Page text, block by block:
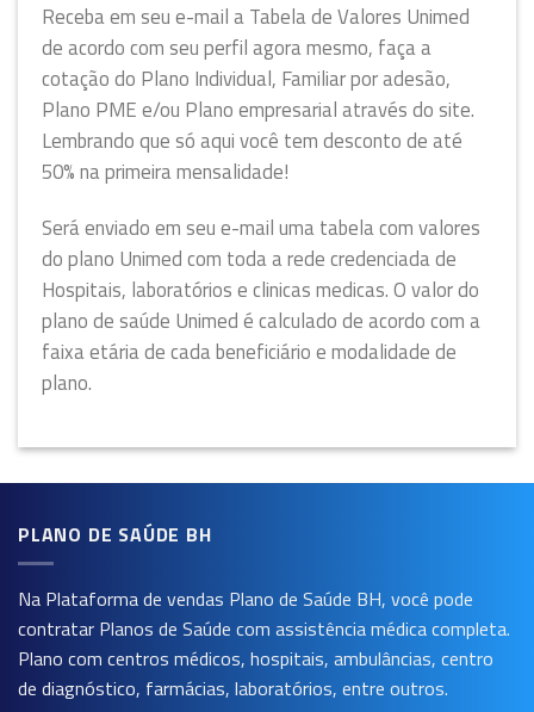
Receba em seu e-mail a Tabela de Valores Unimed
de acordo com seu perfil agora mesmo, faça a
cotação do Plano Individual, Familiar por adesão,
Plano PME e/ou Plano empresarial através do site.
Lembrando que só aqui você tem desconto de até
50% na primeira mensalidade!
Será enviado em seu e-mail uma tabela com valores
do plano Unimed com toda a rede credenciada de
Hospitais, laboratórios e clinicas medicas. O valor do
plano de saúde Unimed é calculado de acordo com a
faixa etária de cada beneficiário e modalidade de
plano.
PLANO DE SAÚDE BH
Na Plataforma de vendas Plano de Saúde BH, você pode
contratar Planos de Saúde com assistência médica completa.
Plano com centros médicos, hospitais, ambulâncias, centro
de diagnóstico, farmácias, laboratórios, entre outros.